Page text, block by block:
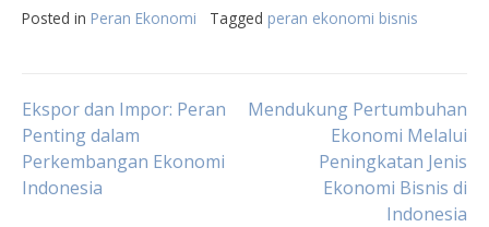
Posted in Peran Ekonomi Tagged peran ekonomi bisnis
Post
navigation
Ekspor dan Impor: Peran
Penting dalam
Perkembangan Ekonomi
Indonesia
Mendukung Pertumbuhan
Ekonomi Melalui
Peningkatan Jenis
Ekonomi Bisnis di
Indonesia